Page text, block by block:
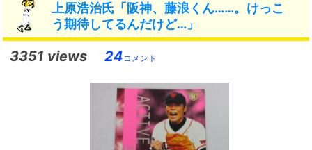
上原浩治氏「阪神、藤浪くん……。けっこ
う期待してるんだけど…」
3351 views 24 コメント